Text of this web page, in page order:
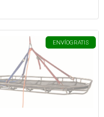
ENVÍOGRATIS